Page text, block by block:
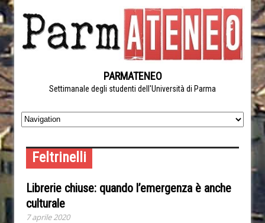
PARMATENEO
Settimanale degli studenti dell'Università di Parma
Feltrinelli
Librerie chiuse: quando l’emergenza è anche
culturale
7 aprile 2020